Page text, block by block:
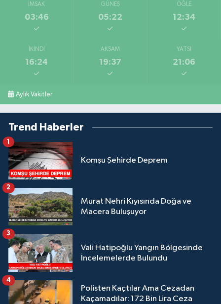
İMSAK
03:46
GÜNEŞ
05:22
ÖĞLE
12:34
İKINDI
16:24
AKŞAM
19:37
YATSI
21:06
Aylık Vakitler
Trend Haberler
Komşu Şehirde Deprem
1
Murat Nehri Kıyısında Doğa ve
Macera Buluşuyor
2
Vali Hatipoğlu Yangın Bölgesinde
İncelemelerde Bulundu
3
Polisten Kaçtılar Ama Cezadan
Kaçamadılar: 172 Bin Lira Ceza
4